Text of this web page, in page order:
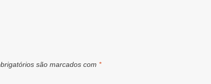
são marcados com *